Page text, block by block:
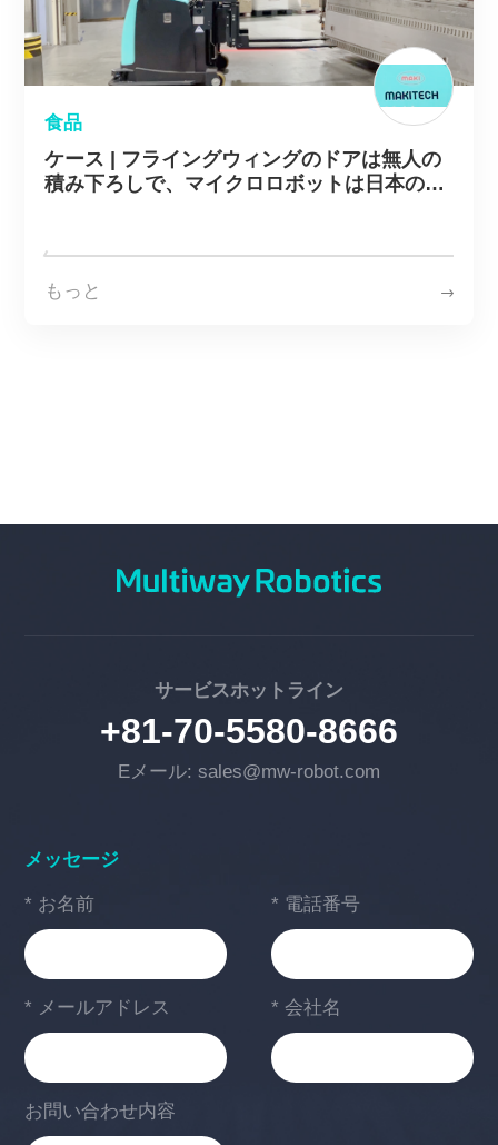
食品
ケース | フライングウィングのドアは無人の
積み下ろしで、マイクロロボットは日本の食
けます
もっと
サービスホットライン
+81-70-5580-8666
Eメール: sales@mw-robot.com
メッセージ
* お名前 * 電話番号
* メールアドレス * 会社名
お問い合わせ内容